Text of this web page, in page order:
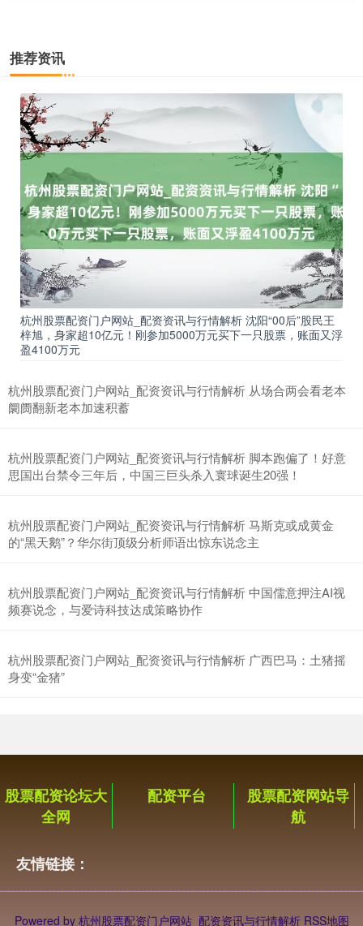
期指IC0 7877.80 +2.13%
上证综指 3940.04 +39.68 +1.02%
沪深300
推荐资讯
杭州股票配资门户网站_配资资讯与行情解析 沈阳“00后”股民王
梓旭，身家超10亿元！刚参加5000万元买下一只股票，账面又浮
盈4100万元
杭州股票配资门户网站_配资资讯与行情解析 从场合两会看老本
阛阓翻新老本加速积蓄
杭州股票配资门户网站_配资资讯与行情解析 脚本跑偏了！好意
思国出台禁令三年后，中国三巨头杀入寰球诞生20强！
杭州股票配资门户网站_配资资讯与行情解析 马斯克或成黄金
的“黑天鹅”？华尔街顶级分析师语出惊东说念主
杭州股票配资门户网站_配资资讯与行情解析 中国儒意押注AI视
频赛说念，与爱诗科技达成策略协作
杭州股票配资门户网站_配资资讯与行情解析 广西巴马：土猪摇
身变“金猪”
股票配资论坛大
全网
配资平台
股票配资网站导
航
友情链接：
Powered by 杭州股票配资门户网站_配资资讯与行情解析 RSS地图